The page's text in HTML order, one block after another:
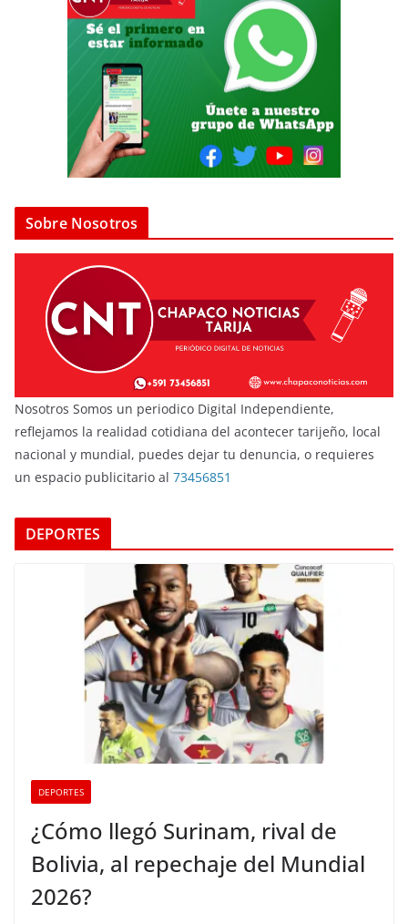
Sobre Nosotros
Nosotros Somos un periodico Digital Independiente,
reflejamos la realidad cotidiana del acontecer tarijeño, local
nacional y mundial, puedes dejar tu denuncia, o requieres
un espacio publicitario al 73456851
DEPORTES
DEPORTES
¿Cómo llegó Surinam, rival de
Bolivia, al repechaje del Mundial
2026?